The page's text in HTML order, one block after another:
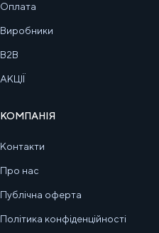
Оплата
Виробники
B2B
АКЦІЇ
КОМПАНІЯ
Контакти
Про нас
Публічна оферта
Політика конфіденційності